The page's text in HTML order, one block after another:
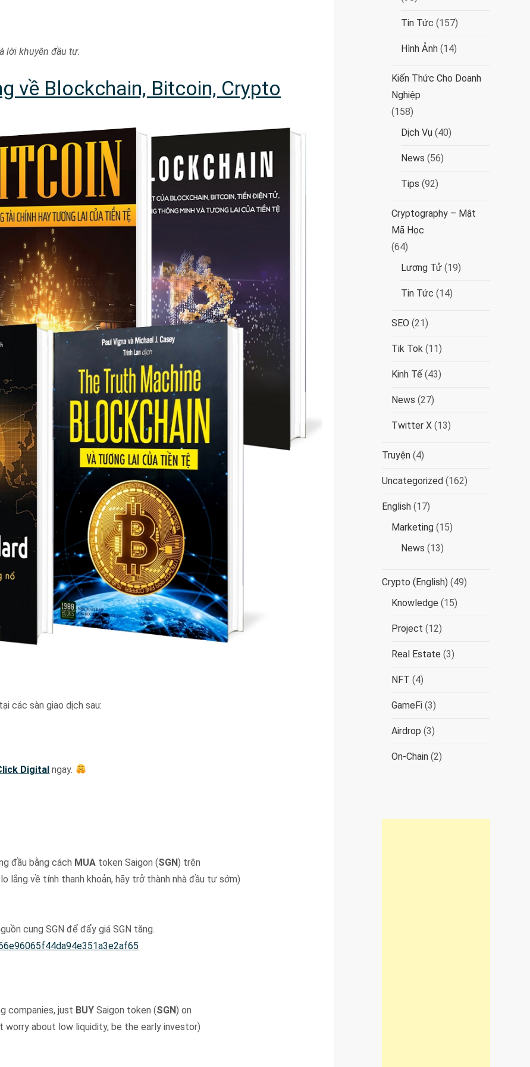
lời khuyên đầu tư.
về Blockchain, Bitcoin, Crypto
các sàn giao dịch sau:
Digital ngay.
đầu bằng cách MUA token Saigon (SGN) trên
lắng về tính thanh khoản, hãy trở thành nhà đầu tư sớm)
cung SGN để đẩy giá SGN tăng.
companies, just BUY Saigon token (SGN) on
worry about low liquidity, be the early investor)
Tin Tức (157)
Hình Ảnh (14)
Kiến Thức Cho Doanh
Nghiệp
(158)
Dịch Vụ (40)
News (56)
Tips (92)
Cryptography – Mật
Mã Học
(64)
Lượng Tử (19)
Tin Tức (14)
SEO (21)
Tik Tok (11)
Kinh Tế (43)
News (27)
Twitter X (13)
Truyện (4)
Uncategorized (162)
English (17)
Marketing (15)
News (13)
Crypto (English) (49)
Knowledge (15)
Project (12)
Real Estate (3)
NFT (4)
GameFi (3)
Airdrop (3)
On-Chain (2)